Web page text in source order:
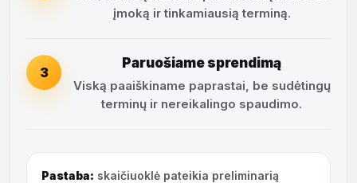
įmoką ir tinkamiausią terminą.
3
Paruošiame sprendimą
Viską paaiškiname paprastai, be sudėtingų
terminų ir nereikalingo spaudimo.
Pastaba: skaičiuoklė pateikia preliminarią